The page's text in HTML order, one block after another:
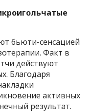
бьюти-сенсацией
Факт в
действуют
Благодаря
активных
результат.